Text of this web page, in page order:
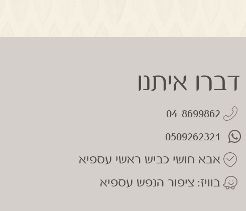
דברו איתנו
04-8699862
0509262321
אבא חושי כביש ראשי עספיא
בוויז: ציפור הנפש עספיא